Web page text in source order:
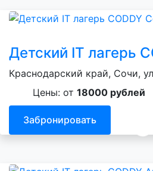
Детский IT лагерь
Краснодарский край, Сочи,
Цены: от 18000 рублей
Забронировать